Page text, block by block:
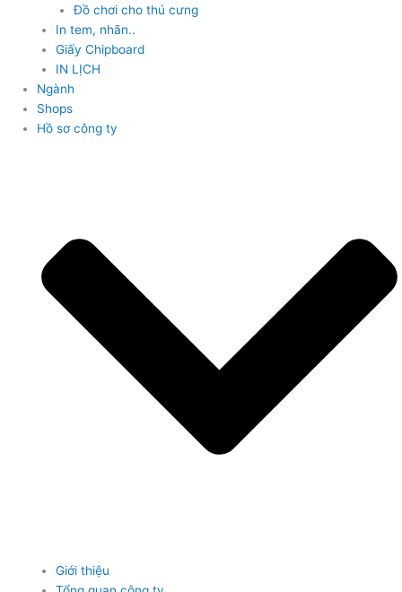
Đồ chơi cho thú cưng
In tem, nhãn..
Giấy Chipboard
IN LỊCH
Ngành
Shops
Hồ sơ công ty
Giới thiệu